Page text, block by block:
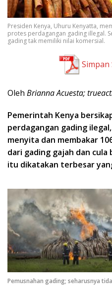
Presiden Kenya, Uhuru Kenyatta,
protes perdagangan gading illegal.
gading tak memiliki nilai komersial.
Simpan
Oleh Brianna Acuesta;
Pemerintah Kenya
perdagangan gading
menyita dan membakar
dari gading gajah dan cula
itu dikatakan terbesar
Pemusnahan gading; seharusnya